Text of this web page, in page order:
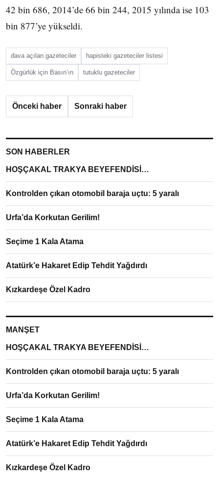
42 bin 686, 2014’de 66 bin 244, 2015 yılında ise 103
bin 877’ye yükseldi.
dava açılan gazeteciler hapisteki gazeteciler listesi
Özgürlük için Basın’ın tutuklu gazeteciler
Önceki haber Sonraki haber
SON HABERLER
HOŞÇAKAL TRAKYA BEYEFENDİSİ…
Kontrolden çıkan otomobil baraja uçtu: 5 yaralı
Urfa’da Korkutan Gerilim!
Seçime 1 Kala Atama
Atatürk’e Hakaret Edip Tehdit Yağdırdı
Kızkardeşe Özel Kadro
MANŞET
HOŞÇAKAL TRAKYA BEYEFENDİSİ…
Kontrolden çıkan otomobil baraja uçtu: 5 yaralı
Urfa’da Korkutan Gerilim!
Seçime 1 Kala Atama
Atatürk’e Hakaret Edip Tehdit Yağdırdı
Kızkardeşe Özel Kadro